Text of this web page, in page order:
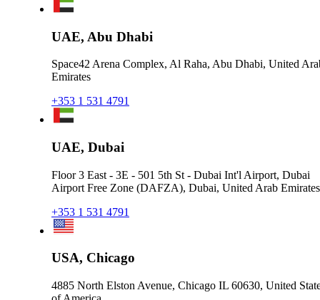
UAE, Abu Dhabi
Space42 Arena Complex, Al Raha, Abu Dhabi, United
Emirates
+353 1 531 4791
UAE, Dubai
Floor 3 East - 3E - 501 5th St - Dubai Int'l Airport, Dubai
Airport Free Zone (DAFZA), Dubai, United Arab Emirates
+353 1 531 4791
USA, Chicago
4885 North Elston Avenue, Chicago IL 60630, United